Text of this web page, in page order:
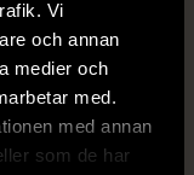
Vi
och annan
medier och
med.
med annan
som de har
Key linneskjorta